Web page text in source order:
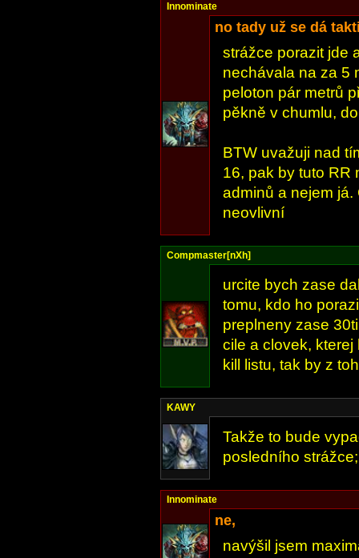
Innominate
no tady už se dá
strážce porazit jde
nechávala na za 5
peloton pár metrů
pěkně v chumlu,
BTW uvažuji nad
16, pak by tuto RR
adminů a nejem
neovlivní
Compmaster[nXh]
urcite bych zase
tomu, kdo ho
preplneny zase
cile a clovek,
kill listu, tak by z
KAWY
Takže to bude
posledního
Innominate
ne,
navýšil jsem